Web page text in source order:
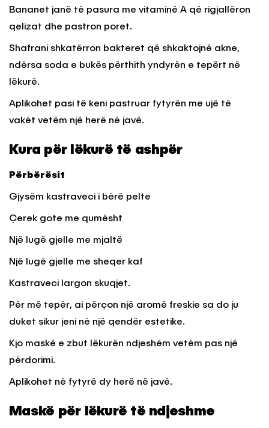
Bananet janë të pasura me vitaminë A që rigjallëron
qelizat dhe pastron poret.
Shafrani shkatërron bakteret që shkaktojnë akne,
ndërsa soda e bukës përthith yndyrën e tepërt në
lëkurë.
Aplikohet pasi të keni pastruar fytyrën me ujë të
vakët vetëm një herë në javë.
Kura për lëkurë të ashpër
Përbërësit
Gjysëm kastraveci i bërë pelte
Çerek gote me qumësht
Një lugë gjelle me mjaltë
Një lugë gjelle me sheqer kaf
Kastraveci largon skuqjet.
Për më tepër, ai përçon një aromë freskie sa do ju
duket sikur jeni në një qendër estetike.
Kjo maskë e zbut lëkurën ndjeshëm vetëm pas një
përdorimi.
Aplikohet në fytyrë dy herë në javë.
Maskë për lëkurë të ndjeshme